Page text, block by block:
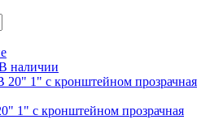
наличии
1" с кронштейном прозрачная